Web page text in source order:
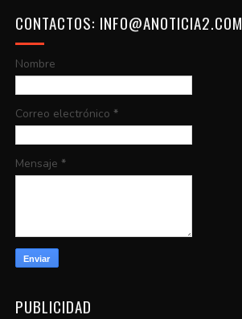
CONTACTOS: INFO@ANOTICIA2.COM
Nombre
Correo electrónico *
Mensaje *
PUBLICIDAD